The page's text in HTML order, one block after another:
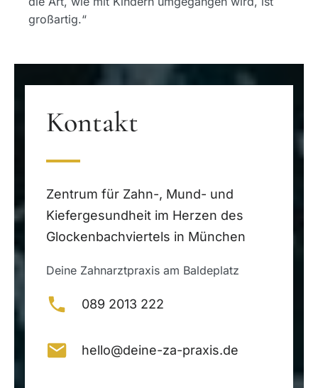
großartig.“
Kontakt
Zentrum für Zahn-, Mund- und
Kiefergesundheit im Herzen des
Glockenbachviertels in München
Deine Zahnarztpraxis am Baldeplatz
089 2013 222
hello@deine-za-praxis.de